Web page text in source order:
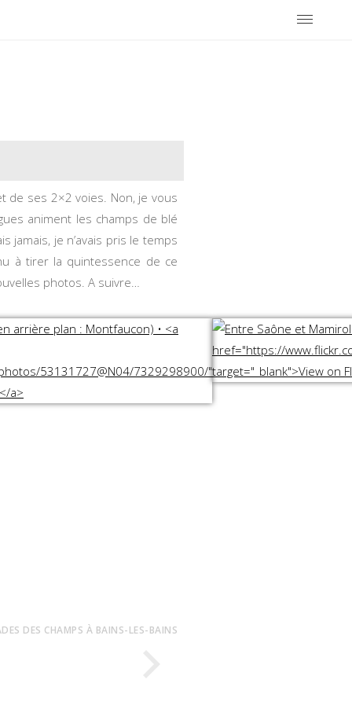
de ses 2×2 voies. Non, je vous
animent les champs de blé
jamais, je n’avais pris le temps
à tirer la quintessence de ce
photos. A suivre…
DES CHAMPS À BAINS-LES-BAINS